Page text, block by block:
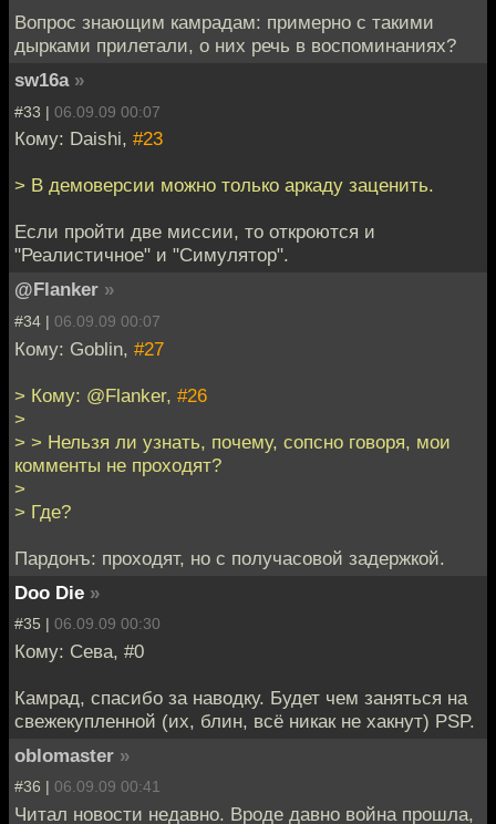
Вопрос знающим камрадам: примерно с такими
дырками прилетали, о них речь в воспоминаниях?
sw16a »
#33 | 06.09.09 00:07
Кому: Daishi, #23
> В демоверсии можно только аркаду заценить.
Если пройти две миссии, то откроются и
"Реалистичное" и "Симулятор".
@Flanker »
#34 | 06.09.09 00:07
Кому: Goblin, #27
> Кому: @Flanker, #26
>
> > Нельзя ли узнать, почему, сопсно говоря, мои
комменты не проходят?
>
> Где?
Пардонъ: проходят, но с получасовой задержкой.
Doo Die »
#35 | 06.09.09 00:30
Кому: Сева, #0
Камрад, спасибо за наводку. Будет чем заняться на
свежекупленной (их, блин, всё никак не хакнут) PSP.
oblomaster »
#36 | 06.09.09 00:41
Читал новости недавно. Вроде давно война прошла,